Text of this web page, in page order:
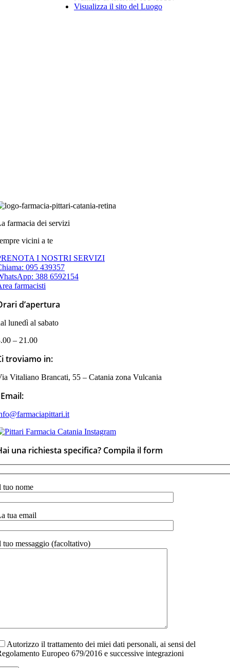
Visualizza il sito del Luogo
farmacia dei servizi
vicini a te
I NOSTRI SERVIZI
095 439357
388 6592154
farmacisti
d’apertura
lunedì al sabato
– 21.00
troviamo in:
Vitaliano Brancati, 55 – Catania zona Vulcania
una richiesta specifica? Compila il form
tuo nome
tua email
tuo messaggio (facoltativo)
Autorizzo il trattamento dei miei dati personali, ai sensi del
Europeo 679/2016 e successive integrazioni